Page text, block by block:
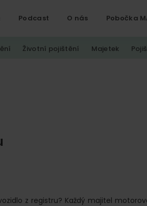
Podcast O nás Pobočka
Životní pojištění Majetek
z registru? Každý majitel